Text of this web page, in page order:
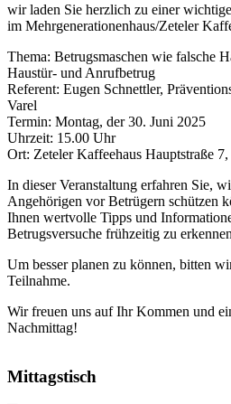
wir laden Sie herzlich zu einer
im Mehrgenerationenhaus/Zeteler
Thema: Betrugsmaschen wie falsche
Haustür- und Anrufbetrug
Referent: Eugen Schnettler,
Varel
Termin: Montag, der 30. Juni 2025
Uhrzeit: 15.00 Uhr
Ort: Zeteler Kaffeehaus Hauptstraße
In dieser Veranstaltung erfahren Sie,
Angehörigen vor Betrügern schützen
Ihnen wertvolle Tipps und
Betrugsversuche frühzeitig zu
Um besser planen zu können, bitten
Teilnahme.
Wir freuen uns auf Ihr Kommen und
Nachmittag!
Mittagstisch